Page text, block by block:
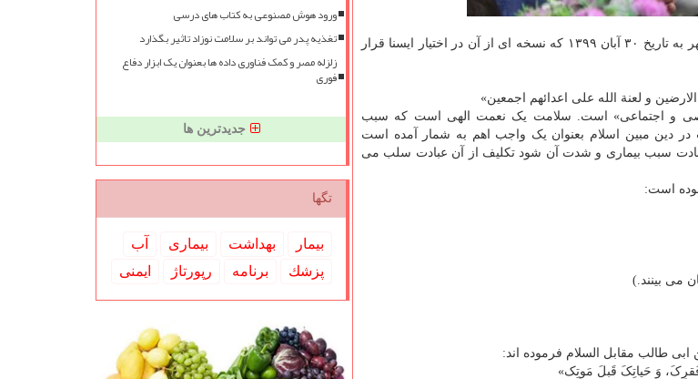
پیام آدینه آیت الله صفایی بوشهری نماینده ولی فقیه در استان و امام جمعه بوشهر به تاریخ ۳۰ آبان ۱۳۹۹ که نسخه ای از آن در اختیار ایسنا قرار
و لعنة الله علی اعدائهم اجمعین»
و اجتماعی» است. سلامت یک نعمت الهی است که سبب
دین مبین اسلام بعنوان یک واجب اهم به شمار آمده است
سبب بیماری و شدت آن شود تکلیف از آن عبادت سلب می
است:
می بینند.)
طالب مقابل السلام فرموده اند:
وَ حَیاتِکَ قَبلَ مَوتِک»
ورود هوش مصنوعی به کتاب های درسی
تغذیه پدر می تواند بر سلامت نوزاد تاثیر بگذارد
زلزله مصر و کمک فناوری داده ها بعنوان یک ابزار دفاع
فوری
جدیدترین ها
تگها
بیمار بهداشت بیماری
آب
پزشك
برنامه رپورتاژ ایمنی